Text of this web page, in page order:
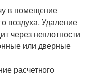
в помещение
воздуха. Удаление
через неплотности
или дверные
расчетного